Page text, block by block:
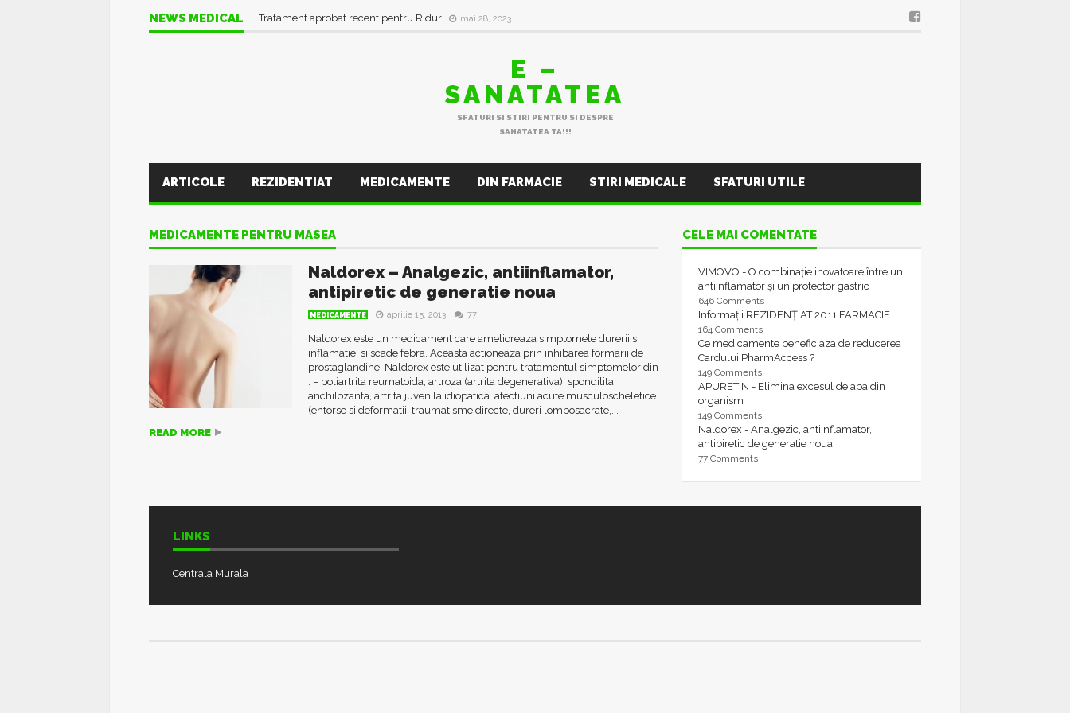
NEWS MEDICAL Tratament aprobat recent pentru Riduri mai 28, 2023
E –
SANATATEA
SFATURI SI STIRI PENTRU SI DESPRE
SANATATEA TA!!!
ARTICOLE REZIDENTIAT MEDICAMENTE DIN FARMACIE STIRI MEDICALE SFATURI UTILE
MEDICAMENTE PENTRU MASEA
Naldorex – Analgezic, antiinflamator,
antipiretic de generatie noua
MEDICAMENTE aprilie 15, 2013 77
Naldorex este un medicament care amelioreaza simptomele durerii si
inflamatiei si scade febra. Aceasta actioneaza prin inhibarea formarii de
prostaglandine. Naldorex este utilizat pentru tratamentul simptomelor din
: – poliartrita reumatoida, artroza (artrita degenerativa), spondilita
anchilozanta, artrita juvenila idiopatica. afectiuni acute musculoscheletice
(entorse si deformatii, traumatisme directe, dureri lombosacrate,...
READ MORE
CELE MAI COMENTATE
VIMOVO - O combinație inovatoare între un
antiinflamator și un protector gastric
646 Comments
Informații REZIDENȚIAT 2011 FARMACIE
164 Comments
Ce medicamente beneficiaza de reducerea
Cardului PharmAccess ?
149 Comments
APURETIN - Elimina excesul de apa din
organism
149 Comments
Naldorex - Analgezic, antiinflamator,
antipiretic de generatie noua
77 Comments
LINKS
Centrala Murala